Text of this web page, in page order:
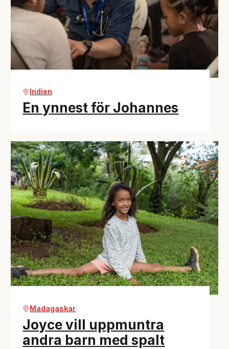
Indien
En ynnest för Johannes
Madagaskar
Joyce vill uppmuntra
andra barn med spalt